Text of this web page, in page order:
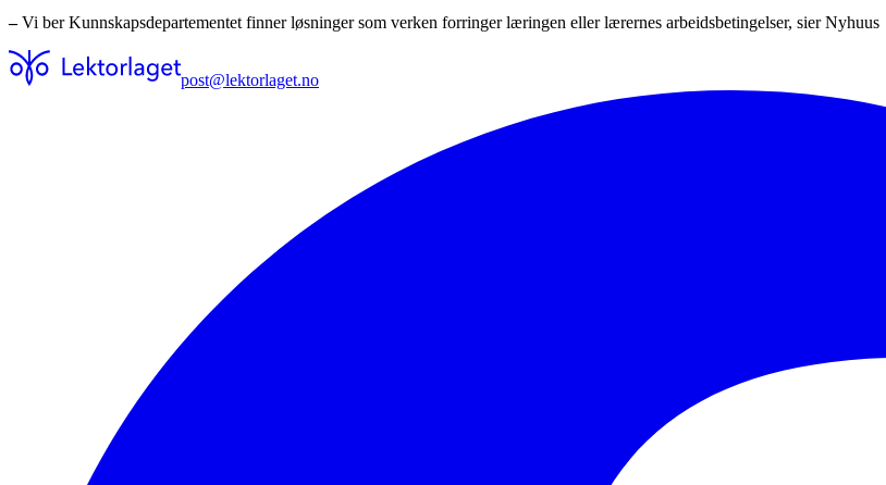
–Vi ber Kunnskapsdepartementet finner løsninger som verken forringer læringen eller lærernes arbeidsbetingelser, sier Nyhuus
post@lektorlaget.no